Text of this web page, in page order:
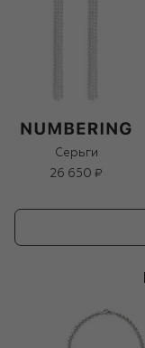
Серьги
26 650 ₽